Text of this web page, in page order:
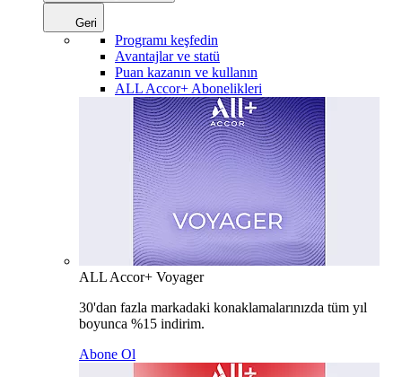
Geri
Programı keşfedin
Avantajlar ve statü
Puan kazanın ve kullanın
ALL Accor+ Abonelikleri
ALL Accor+ Voyager
30'dan fazla markadaki konaklamalarınızda tüm yıl
boyunca %15 indirim.
Abone Ol